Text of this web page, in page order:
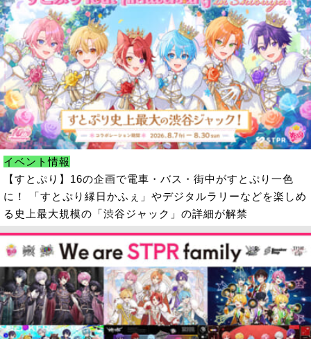
イベント情報
【すとぷり】16の企画で電車・バス・街中がすとぷり一色
に！ 「すとぷり縁日かふぇ」やデジタルラリーなどを楽しめ
る史上最大規模の「渋谷ジャック」の詳細が解禁